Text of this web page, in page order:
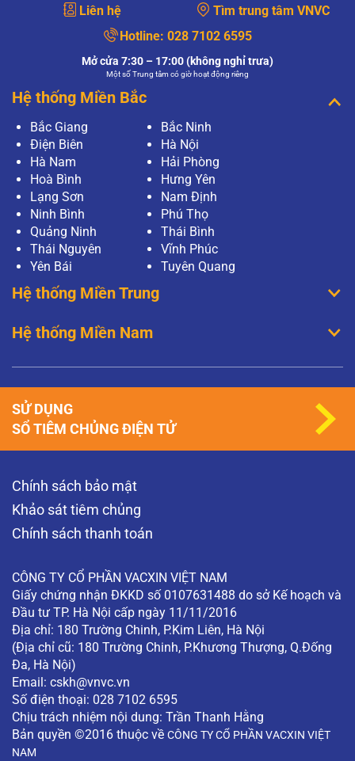
Liên hệ
Tìm trung tâm VNVC
Hotline: 028 7102 6595
Mở cửa 7:30 – 17:00 (không nghỉ trưa)
Một số Trung tâm có giờ hoạt động riêng
Hệ thống Miền Bắc
Bắc Giang
Bắc Ninh
Điện Biên
Hà Nội
Hà Nam
Hải Phòng
Hoà Bình
Hưng Yên
Lạng Sơn
Nam Định
Ninh Bình
Phú Thọ
Quảng Ninh
Thái Bình
Thái Nguyên
Vĩnh Phúc
Yên Bái
Tuyên Quang
Hệ thống Miền Trung
Hệ thống Miền Nam
Chính sách bảo mật
Khảo sát tiêm chủng
Chính sách thanh toán
CÔNG TY CỔ PHẦN VACXIN VIỆT NAM
Giấy chứng nhận ĐKKD số 0107631488 do sở Kế hoạch và
Đầu tư TP. Hà Nội cấp ngày 11/11/2016
Địa chỉ: 180 Trường Chinh, P.Kim Liên, Hà Nội
(Địa chỉ cũ: 180 Trường Chinh, P.Khương Thượng, Q.Đống
Đa, Hà Nội)
Email: cskh@vnvc.vn
Số điện thoại: 028 7102 6595
Chịu trách nhiệm nội dung: Trần Thanh Hằng
Bản quyền ©2016 thuộc về CÔNG TY CỔ PHẦN VACXIN VIỆT
NAM
SỬ DỤNG
SỔ TIÊM CHỦNG ĐIỆN TỬ